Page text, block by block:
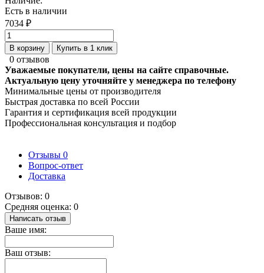
Есть в наличии
7034 ₽
В корзину Купить в 1 клик
0 отзывов
Уважаемые покупатели, цены на сайте справочные.
Актуальную цену уточняйте у менеджера по телефону
Минимальные цены от производителя
Быстрая доставка по всей России
Гарантия и сертификация всей продукции
Профессиональная консультация и подбор
Отзывы 0
Вопрос-ответ
Доставка
Отзывов: 0
Средняя оценка: 0
Написать отзыв
Ваше имя:
Ваш отзыв: